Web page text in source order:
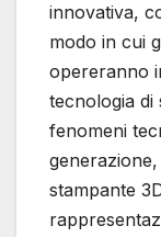
innovativa,
modo in cui
opereranno
tecnologia di
fenomeni
stampante